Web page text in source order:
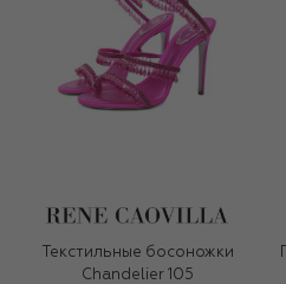
Текстильные босоножки
Chandelier 105